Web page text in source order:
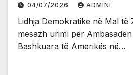
04/07/2026 ADMINI
Lidhja Demokratike në Mal të
mesazh urimi për
Bashkuara të Amerikës në…